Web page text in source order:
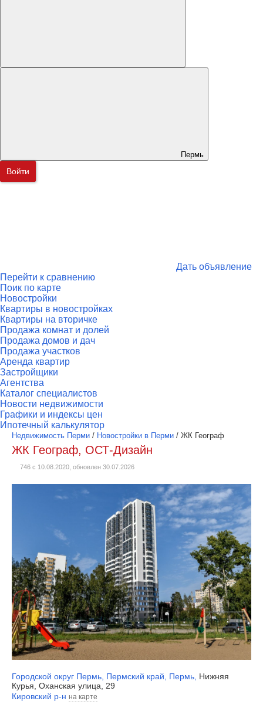
Пермь
Войти
Дать объявление
Перейти к сравнению
Поик по карте
Новостройки
Квартиры в новостройках
Квартиры на вторичке
Продажа комнат и долей
Продажа домов и дач
Продажа участков
Аренда квартир
Застройщики
Агентства
Каталог специалистов
Новости недвижимости
Графики и индексы цен
Ипотечный калькулятор
Недвижимость Перми / Новостройки в Перми / ЖК Географ
ЖК Географ, ОСТ-Дизайн
746 с 10.08.2020, обновлен 30.07.2026
Городской округ Пермь Пермский край Пермь Нижняя
Курья, Оханская улица, 29
Кировский р-н на карте